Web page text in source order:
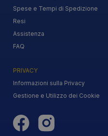
Spese e Tempi di Spedizione
Resi
Assistenza
FAQ
PRIVACY
Informazioni sulla Privacy
Gestione e Utilizzo dei Cookie